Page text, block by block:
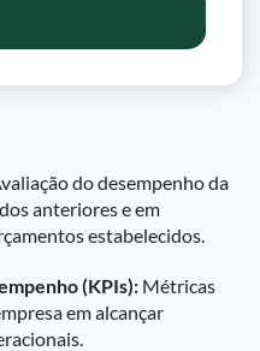
do desempenho da
anteriores e em
estabelecidos.
(KPIs): Métricas
em alcançar